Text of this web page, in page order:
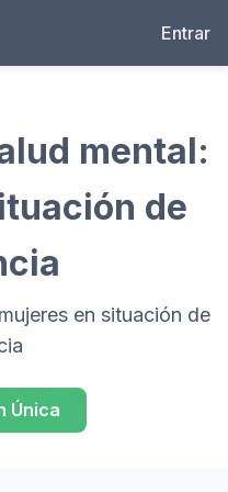
Entrar
mental:
de
en situación de
Única